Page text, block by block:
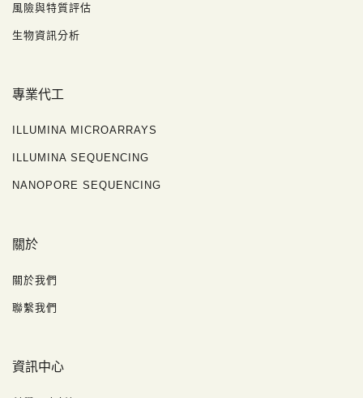
風險與特質評估
生物資訊分析
專業代工
ILLUMINA MICROARRAYS
ILLUMINA SEQUENCING
NANOPORE SEQUENCING
關於
關於我們
聯繫我們
資訊中心